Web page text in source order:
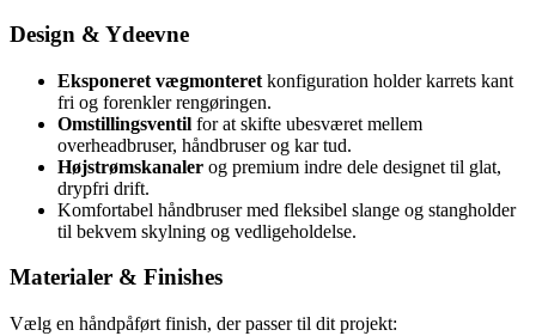
Design & Ydeevne
Eksponeret vægmonteret konfiguration holder karrets kant
fri og forenkler rengøringen.
Omstillingsventil for at skifte ubesværet mellem
overheadbruser, håndbruser og kar tud.
Højstrømskanaler og premium indre dele designet til glat,
drypfri drift.
Komfortabel håndbruser med fleksibel slange og stangholder
til bekvem skylning og vedligeholdelse.
Materialer & Finishes
Vælg en håndpåført finish, der passer til dit projekt: